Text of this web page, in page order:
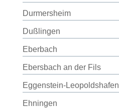
Durmersheim
Dußlingen
Eberbach
Ebersbach an der Fils
Eggenstein-Leopoldshafen
Ehningen